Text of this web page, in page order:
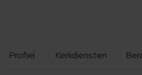
Profiel Kerkdiensten